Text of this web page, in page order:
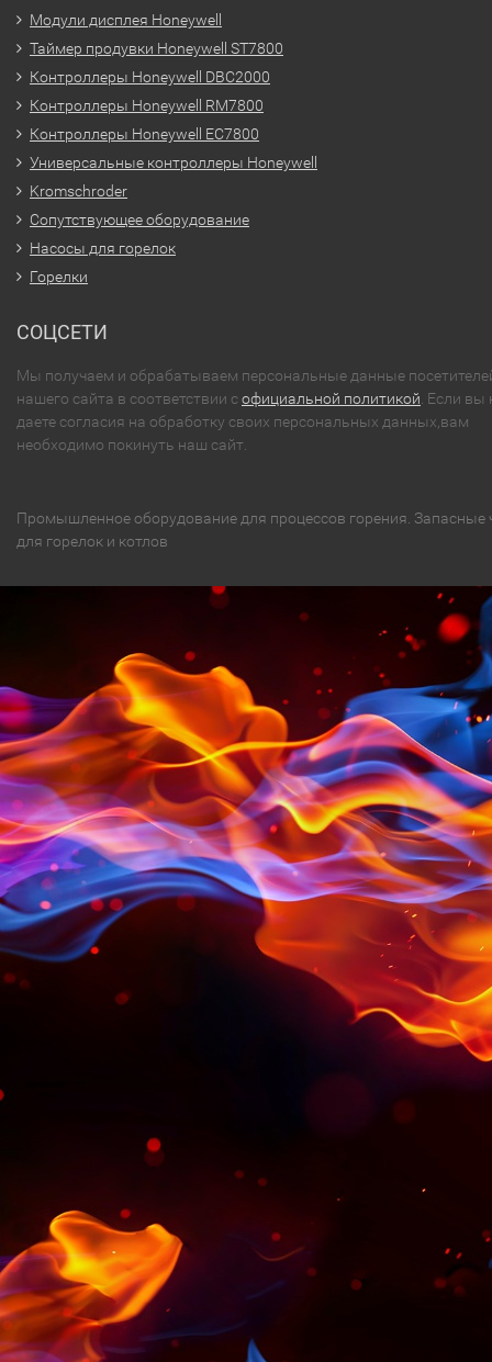
Модули дисплея Honeywell
Таймер продувки Honeywell ST7800
Контроллеры Honeywell DBC2000
Контроллеры Honeywell RM7800
Контроллеры Honeywell EC7800
Универсальные контроллеры Honeywell
Kromschroder
Сопутствующее оборудование
Насосы для горелок
Горелки
СОЦСЕТИ
Мы получаем и обрабатываем персональные данные
нашего сайта в соответствии софициальной политикой . Если вы
даете согласия на обработку своих персональных данных,вам
необходимо покинуть наш сайт.
Промышленное оборудование для процессов горения. Запасные
для горелок и котлов